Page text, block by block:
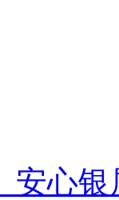
安心银